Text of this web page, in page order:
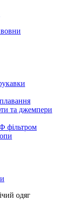
та джемпери
фільтром
одяг